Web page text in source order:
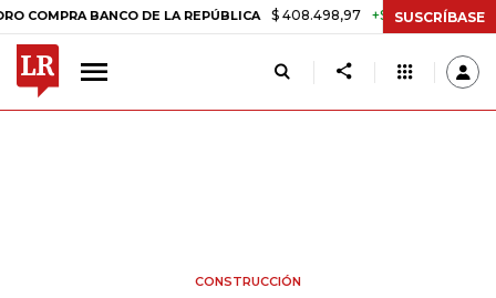
BANCO DE LA REPÚBLICA $ 408.498,97 +$ 8.753,81 +2,19%
SUSCRÍBASE
CONSTRUCCIÓN